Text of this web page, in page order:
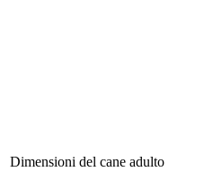
Dimensioni del cane adulto